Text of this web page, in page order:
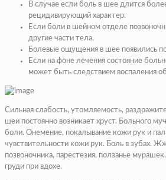
В случае если боль в шее длится
рецидивирующий характер.
Если боли в шейном отделе
другие части тела.
Болевые ощущения в шее появились
Если на фоне лечения состояние
может быть следствием воспаления
Сильная слабость, утомляемость,
шеи постоянно возникает хруст. Больного
боли. Онемение, покалывание кожи рук и
чувствительности кожи рук. Боль в зубах.
позвоночника, парестезия, ползанье
груди при вдохе.